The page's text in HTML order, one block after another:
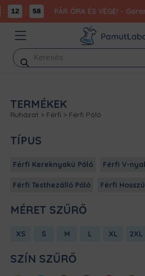
12 58 PÁR ÓRA ÉS VÉGE! -
Products
search
TERMÉKEK
Ruházat > Férfi > Férfi Póló
TÍPUS
Férfi Kereknyakú Póló Férfi V-
Férfi Testhezálló Póló Férfi
MÉRET SZŰRŐ
XS S M L XL 2XL
SZÍN SZŰRŐ